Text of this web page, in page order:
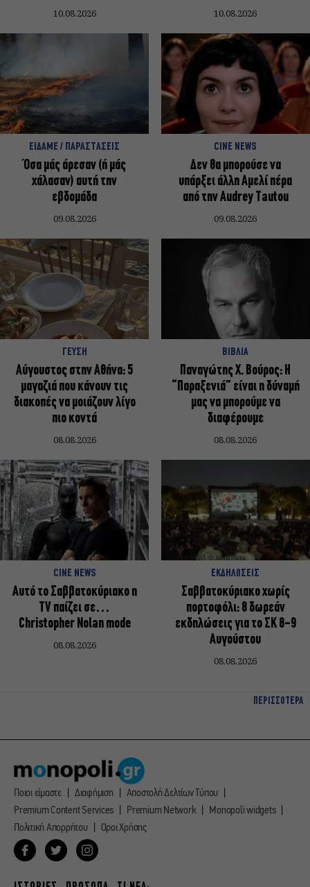
10.08.2026 10.08.2026
ΕΙΔΑΜΕ / ΠΑΡΑΣΤΑΣΕΙΣ
Όσα μάς άρεσαν (ή μάς
χάλασαν) αυτή την
εβδομάδα
09.08.2026
CINE NEWS
Δεν θα μπορούσε να
υπάρξει άλλη Αμελί πέρα
από την Audrey Tautou
09.08.2026
ΓΕΥΣΗ
Αύγουστος στην Αθήνα: 5
μαγαζιά που κάνουν τις
διακοπές να μοιάζουν λίγο
πιο κοντά
08.08.2026
ΒΙΒΛΙΑ
Παναγώτης Χ. Βούρος: Η
“Παραξενιά” είναι η δύναμή
μας να μπορούμε να
διαφέρουμε
08.08.2026
CINE NEWS
Αυτό το Σαββατοκύριακο η
TV παίζει σε…
Christopher Nolan mode
08.08.2026
ΕΚΔΗΛΩΣΕΙΣ
Σαββατοκύριακο χωρίς
πορτοφόλι: 8 δωρεάν
εκδηλώσεις για το ΣΚ 8-9
Αυγούστου
08.08.2026
ΠΕΡΙΣΣΟΤΕΡΑ
Ποιοι είμαστε Διαφήμιση
Αποστολή Δελτίων Τύπου
Premium Content Services
Premium Network
Monopoli widgets
Πολιτική Απορρήτου
Οροι Χρήσης